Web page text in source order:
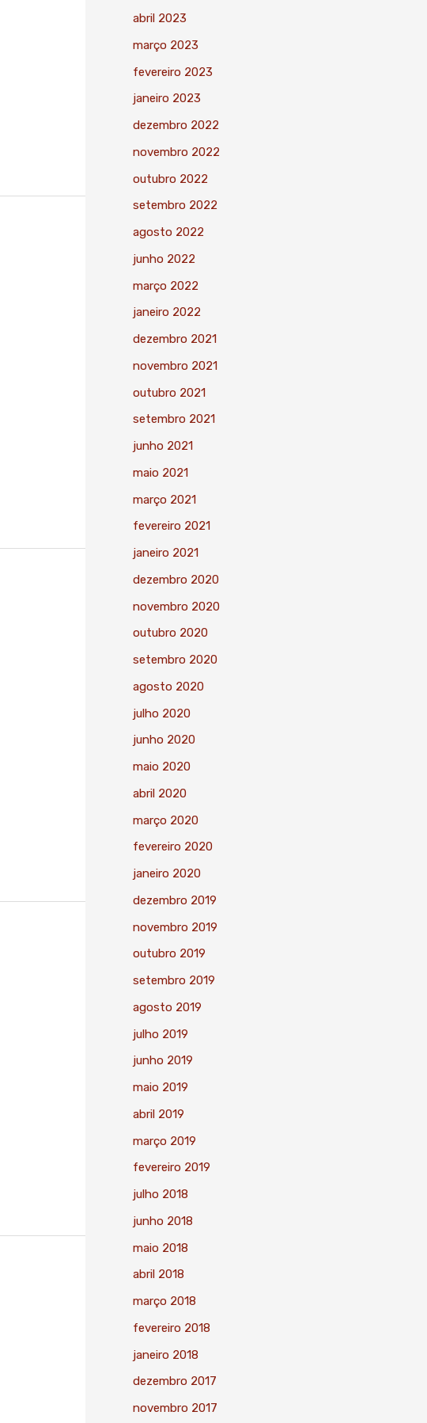
abril 2023
março 2023
fevereiro 2023
janeiro 2023
dezembro 2022
novembro 2022
outubro 2022
setembro 2022
agosto 2022
junho 2022
março 2022
janeiro 2022
dezembro 2021
novembro 2021
outubro 2021
setembro 2021
junho 2021
maio 2021
março 2021
fevereiro 2021
janeiro 2021
dezembro 2020
novembro 2020
outubro 2020
setembro 2020
agosto 2020
julho 2020
junho 2020
maio 2020
abril 2020
março 2020
fevereiro 2020
janeiro 2020
dezembro 2019
novembro 2019
outubro 2019
setembro 2019
agosto 2019
julho 2019
junho 2019
maio 2019
abril 2019
março 2019
fevereiro 2019
julho 2018
junho 2018
maio 2018
abril 2018
março 2018
fevereiro 2018
janeiro 2018
dezembro 2017
novembro 2017